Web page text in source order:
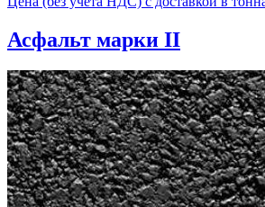
Асфальт марки II